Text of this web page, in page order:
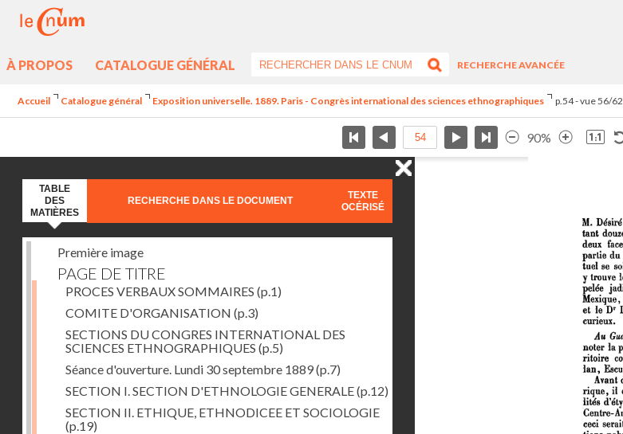
À PROPOS CATALOGUE GÉNÉRAL
RECHERCHE AVANCÉE
Accueil Catalogue général Exposition universelle. 1889. Paris - Congrès international des sciences ethnographiques p.54 - vue 56/62
90%
TABLE
DES
MATIÈRES
RECHERCHE DANS LE DOCUMENT
TEXTE
OCÉRISÉ
Première image
PAGE DE TITRE
PROCES VERBAUX SOMMAIRES (p.1)
COMITE D'ORGANISATION (p.3)
SECTIONS DU CONGRES INTERNATIONAL DES
SCIENCES ETHNOGRAPHIQUES (p.5)
Séance d'ouverture. Lundi 30 septembre 1889(p.7)
SECTION I. SECTION D'ETHNOLOGIE GENERALE(p.12)
SECTION II. ETHIQUE, ETHNODICEE ET SOCIOLOGIE
(p.19)